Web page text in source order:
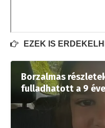
EZEK IS
Borzalmas
fulladhatott a 9